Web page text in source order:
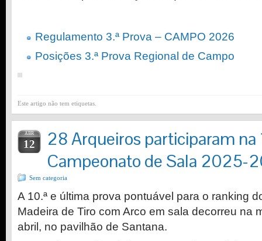
Regulamento 3.ª Prova – CAMPO 2026
Posições 3.ª Prova Regional de Campo
Este artigo não tem etiquetas.
ABR
12
28 Arqueiros participaram na
Campeonato de Sala 2025-
Sem categoria
A 10.ª e última prova pontuável para o ranking
Madeira de Tiro com Arco em sala decorreu na
abril, no pavilhão de Santana.